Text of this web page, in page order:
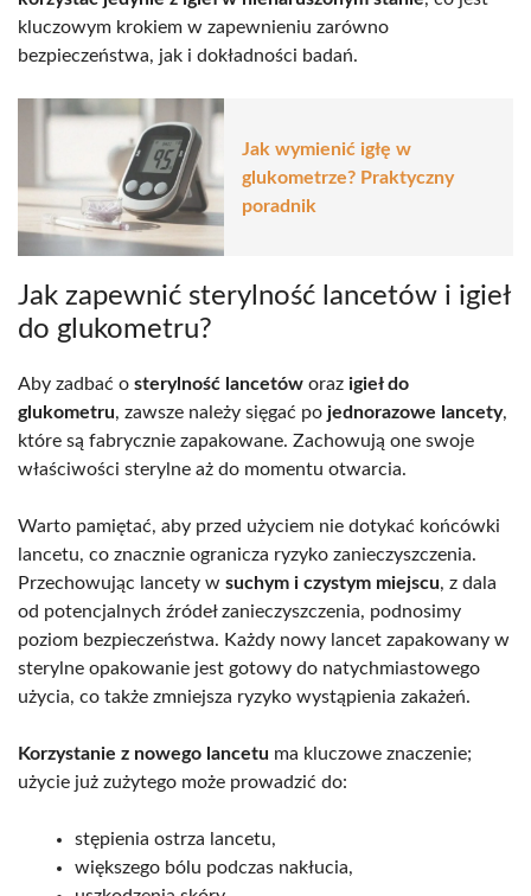
kluczowym krokiem w zapewnieniu zarówno
bezpieczeństwa, jak i dokładności badań.
Jak wymienić igłę w
glukometrze? Praktyczny
poradnik
Jak zapewnić sterylność lancetów i igieł
do glukometru?
Aby zadbać o sterylność lancetów oraz igieł do
glukometru, zawsze należy sięgać po jednorazowe lancety,
które są fabrycznie zapakowane. Zachowują one swoje
właściwości sterylne aż do momentu otwarcia.
Warto pamiętać, aby przed użyciem nie dotykać końcówki
lancetu, co znacznie ogranicza ryzyko zanieczyszczenia.
Przechowując lancety w suchym i czystym miejscu, z dala
od potencjalnych źródeł zanieczyszczenia, podnosimy
poziom bezpieczeństwa. Każdy nowy lancet zapakowany w
sterylne opakowanie jest gotowy do natychmiastowego
użycia, co także zmniejsza ryzyko wystąpienia zakażeń.
Korzystanie z nowego lancetu ma kluczowe znaczenie;
użycie już zużytego może prowadzić do:
stępienia ostrza lancetu,
większego bólu podczas nakłucia,